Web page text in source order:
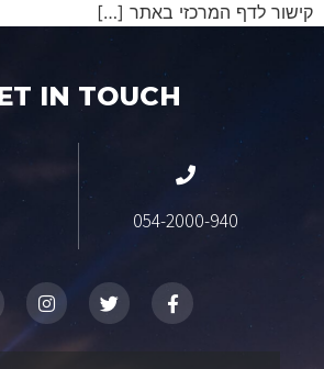
קישור לדף המרכזי באתר […]
IN TOUCH
054-2000-940